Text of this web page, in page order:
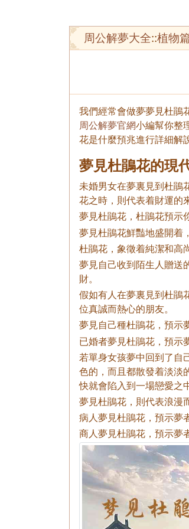
周公解夢大全::植物
我們經常會做夢夢見杜鵑
周公解夢官網小編幫你整
花是什麼預兆進行詳細解
夢見杜鵑花的現
未婚男女在夢裏見到杜鵑
花之時，則代表着財運的
夢見杜鵑花，杜鵑花預示
夢見杜鵑花鮮豔地盛開着
杜鵑花，象徵着純潔和高
夢見自己收到陌生人贈送
財。
假如有人在夢裏見到杜鵑
位真誠而熱心的朋友。
夢見自己種杜鵑花，預示
已婚者夢見杜鵑花，預示
若單身女孩夢中回到了自
色的，而且都散發着淡淡
快就會陷入到一場戀愛之
夢見杜鵑花，則代表浪漫
病人夢見杜鵑花，預示夢
商人夢見杜鵑花，預示夢